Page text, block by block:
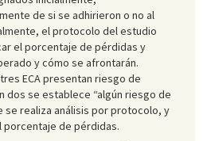
de si se adhirieron o no al
el protocolo del estudio
el porcentaje de pérdidas y
y cómo se afrontarán.
ECA presentan riesgo de
dos se establece “algún riesgo de
se realiza análisis por protocolo, y
porcentaje de pérdidas.